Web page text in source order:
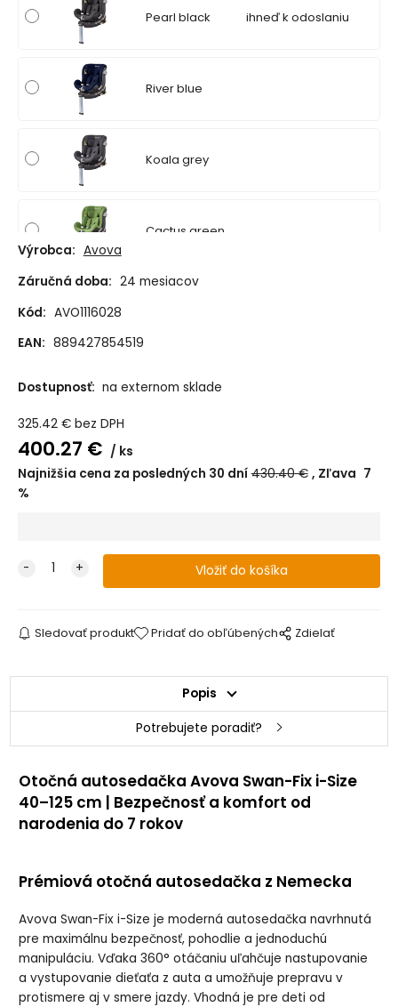
Pearl black ihneď k odoslaniu
River blue
Koala grey
Cactus green
Berry pink
Výrobca: Avova
Záručná doba: 24 mesiacov
Kód: AVO1116028
EAN: 889427854519
Dostupnosť: na externom sklade
325.42€ bez DPH
400.27 €
ks
Najnižšia cena za posledných 30 dní 430.40€ Zľava 7
%
Sledovať produkt Pridať do obľúbených Zdielať
Popis
Potrebujete poradiť?
Otočná autosedačka Avova Swan-Fix i-Size
40–125 cm | Bezpečnosť a komfort od
narodenia do 7 rokov
Prémiová otočná autosedačka z Nemecka
Avova Swan-Fix i-Size je moderná autosedačka navrhnutá
pre maximálnu bezpečnosť, pohodlie a jednoduchú
manipuláciu. Vďaka 360° otáčaniu uľahčuje nastupovanie
a vystupovanie dieťaťa z auta a umožňuje prepravu v
protismere aj v smere jazdy. Vhodná je pre deti od